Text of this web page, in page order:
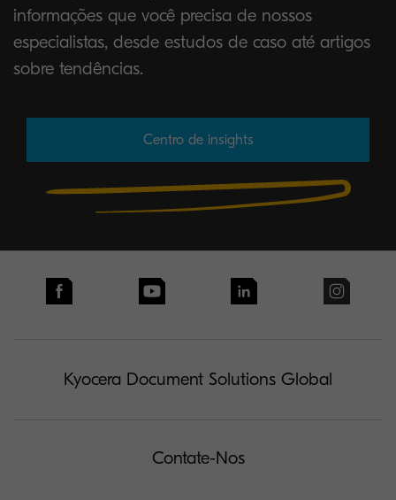
informações que você precisa de nossos
especialistas, desde estudos de caso até artigos
sobre tendências.
Centro de insights
Kyocera Document Solutions Global
Contate-Nos